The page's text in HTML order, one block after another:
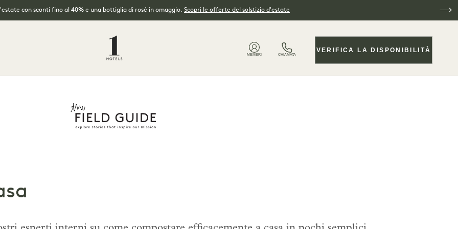
con sconti fino al 40% e una bottiglia di rosé in omaggio. Scopri le offerte del solstizio d'estate
MEMBRI CHIAMATA
VERIFICA LA DISPONIBILITÀ